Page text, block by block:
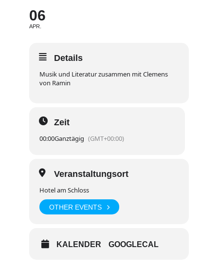
06
APR.
Details
Musik und Literatur zusammen mit Clemens
von Ramin
Zeit
00:00Ganztägig (GMT+00:00)
Veranstaltungsort
Hotel am Schloss
OTHER EVENTS
KALENDER GOOGLECAL